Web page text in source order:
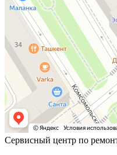
Сервисный центр по